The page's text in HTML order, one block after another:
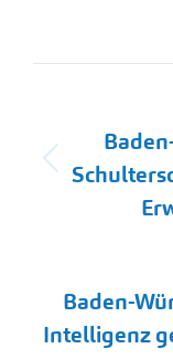
Baden-
Intelligenz